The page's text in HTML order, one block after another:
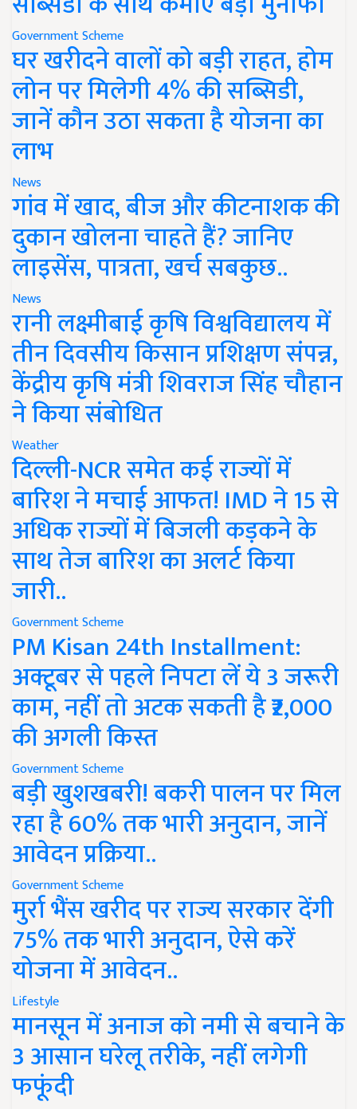
Government Scheme
घर खरीदने वालों को बड़ी राहत, होम
लोन पर मिलेगी 4% की सब्सिडी,
जानें कौन उठा सकता है योजना का
लाभ
News
गांव में खाद, बीज और कीटनाशक की
दुकान खोलना चाहते हैं? जानिए
लाइसेंस, पात्रता, खर्च सबकुछ..
News
रानी लक्ष्मीबाई कृषि विश्वविद्यालय में
तीन दिवसीय किसान प्रशिक्षण संपन्न,
केंद्रीय कृषि मंत्री शिवराज सिंह चौहान
ने किया संबोधित
Weather
दिल्ली-NCR समेत कई राज्यों में
बारिश ने मचाई आफत! IMD ने 15 से
अधिक राज्यों में बिजली कड़कने के
साथ तेज बारिश का अलर्ट किया
जारी..
Government Scheme
PM Kisan 24th Installment:
अक्टूबर से पहले निपटा लें ये 3 जरूरी
काम, नहीं तो अटक सकती है ₹2,000
की अगली किस्त
Government Scheme
बड़ी खुशखबरी! बकरी पालन पर मिल
रहा है 60% तक भारी अनुदान, जानें
आवेदन प्रक्रिया..
Government Scheme
मुर्रा भैंस खरीद पर राज्य सरकार देंगी
75% तक भारी अनुदान, ऐसे करें
योजना में आवेदन..
Lifestyle
मानसून में अनाज को नमी से बचाने के
3 आसान घरेलू तरीके, नहीं लगेगी
फफूंदी